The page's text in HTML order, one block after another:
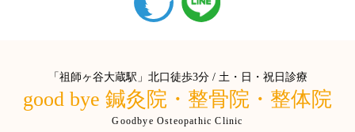
「祖師ヶ谷大蔵駅」北口徒歩3分 / 土・日・祝日診療
good bye 鍼灸院・整骨院・整体院
Goodbye Osteopathic Clinic